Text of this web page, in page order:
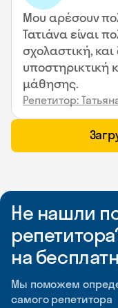
Μου αρέσουν
Τατιάνα είναι
σχολαστική,
υποστηρικτική
μάθησης.
Репетитор:
Не нашли
на
Мы поможем
самого репетитора